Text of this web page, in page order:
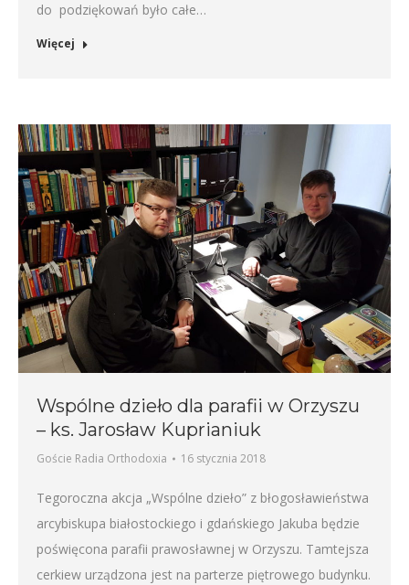
do podziękowań było całe…
Więcej
Wspólne dzieło dla parafii w Orzyszu
– ks. Jarosław Kuprianiuk
Goście Radia Orthodoxia 16 stycznia 2018
Tegoroczna akcja „Wspólne dzieło” z błogosławieństwa
arcybiskupa białostockiego i gdańskiego Jakuba będzie
poświęcona parafii prawosławnej w Orzyszu. Tamtejsza
cerkiew urządzona jest na parterze piętrowego budynku.